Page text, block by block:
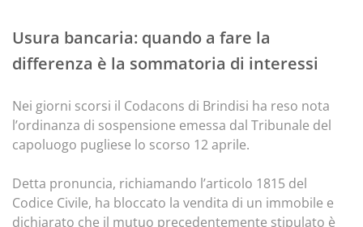
Usura bancaria: quando a fare la
differenza è la sommatoria di interessi
Nei giorni scorsi il Codacons di Brindisi ha reso nota
l’ordinanza di sospensione emessa dal Tribunale del
capoluogo pugliese lo scorso 12 aprile.
Detta pronuncia, richiamando l’articolo 1815 del
Codice Civile, ha bloccato la vendita di un immobile e
dichiarato che il mutuo precedentemente stipulato è